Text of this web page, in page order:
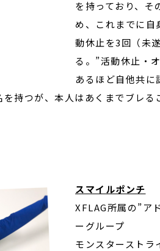
を持っており、そ
め、これまでに自
動休止を3回（未
る。”活動休止・
あるほど自他共に
持つが、本人はあくまでブレる
スマイルポンチ
XFLAG所属の”ア
ーグループ
モンスタースト